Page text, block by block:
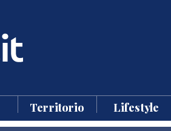
Territorio Lifestyle